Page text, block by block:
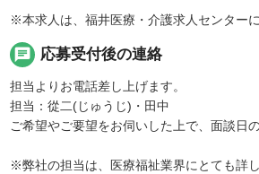
※本求人は、福井医療・介護求人センター
chat 応募受付後の連絡
担当よりお電話差し上げます。
担当：從二(じゅうじ)・田中
ご希望やご要望をお伺いした上で、面談日
※弊社の担当は、医療福祉業界にとても詳